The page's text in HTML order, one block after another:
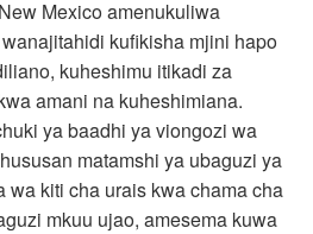
Mexico amenukuliwa
kufikisha mjini hapo
kuheshimu itikadi za
amani na kuheshimiana.
ya baadhi ya viongozi wa
matamshi ya ubaguzi ya
wa kiti cha urais kwa chama cha
mkuu ujao, amesema kuwa